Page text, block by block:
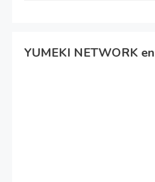
YUMEKI NETWORK